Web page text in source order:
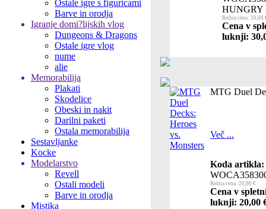
Ostale igre s figuricami
Barve in orodja
Igranje domi?lijskih vlog
Dungeons & Dragons
Ostale igre vlog
nume
alie
Memorabilija
Plakati
Skodelice
Obeski in nakit
Darilni paketi
Ostala memorabilija
Sestavljanke
Kocke
Modelarstvo
Revell
Ostali modeli
Barve in orodja
Mistika
HUNGRY
Redna cena: 30,00
Cena v
luknji:
MTG Duel
Več ...
Koda artikla:
Redna cena: 20,00 €
Cena v
luknji: 20,00